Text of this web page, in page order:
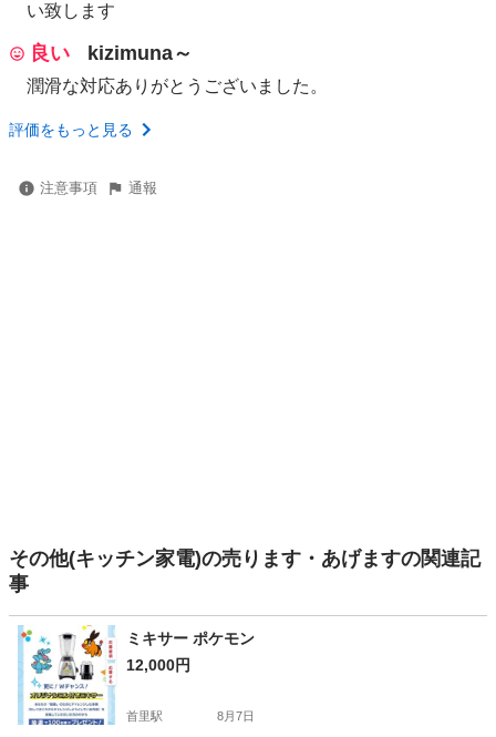
い致します
良い kizimuna～
潤滑な対応ありがとうございました。
評価をもっと見る
注意事項 通報
その他(キッチン家電)の売ります・あげますの関連記
事
ミキサー ポケモン
12,000円
首里駅 8月7日